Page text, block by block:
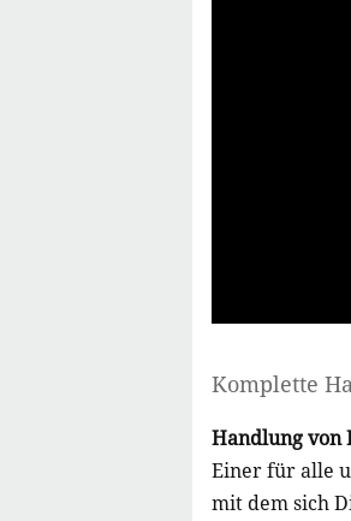
Komplette
Handlung von
Einer für alle
mit dem sich